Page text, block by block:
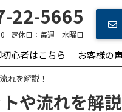
22-5665
定休日： 毎週 水曜日
心者はこちら お客様の声
れを解説！
や流れを解説